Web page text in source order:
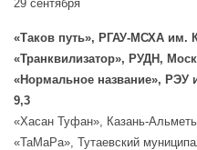
29 сентября
«Таков путь», РГАУ-МСХА им.
«Транквилизатор», РУДН,
«Нормальное название»,
9,3
«Хасан Туфан», Казань-
«ТаМаРа», Тутаевский